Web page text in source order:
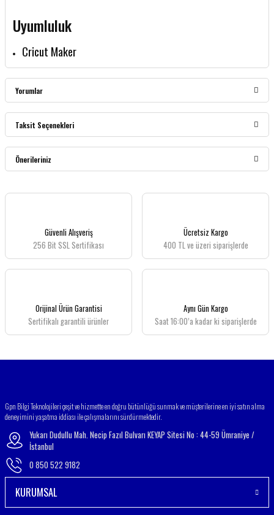
Uyumluluk
Cricut Maker
Yorumlar
Bu ürüne ilk yorumu siz yapın!
Taksit Seçenekleri
Önerileriniz
Bu ürünün fiyat bilgisi, resim, ürün açıklamalarında ve diğer konularda yetersiz
Ürün resmi kalitesiz, bozuk veya görüntülenemiyor.
Bu ürüne benzer farklı alternatifler olmalı.
Güvenli Alışveriş
256 Bit SSL Sertifikası
Ücretsiz Kargo
400 TL ve üzeri siparişlerde
Orijinal Ürün Garantisi
Sertifikalı garantili ürünler
Aynı Gün Kargo
Saat 16:00’a kadar ki siparişlerde
Gpn Bilgi Teknolojileri çeşit ve hizmette en doğru bütünlüğü sunmak ve müşterilerine en iyi satın alma
deneyimini yaşatma iddiası ile çalışmalarını sürdürmektedir.
Yukarı Dudullu Mah. Necip Fazıl Bulvarı KEYAP Sitesi No : 44-59 Ümraniye /
İstanbul
0 850 522 9182
KURUMSAL